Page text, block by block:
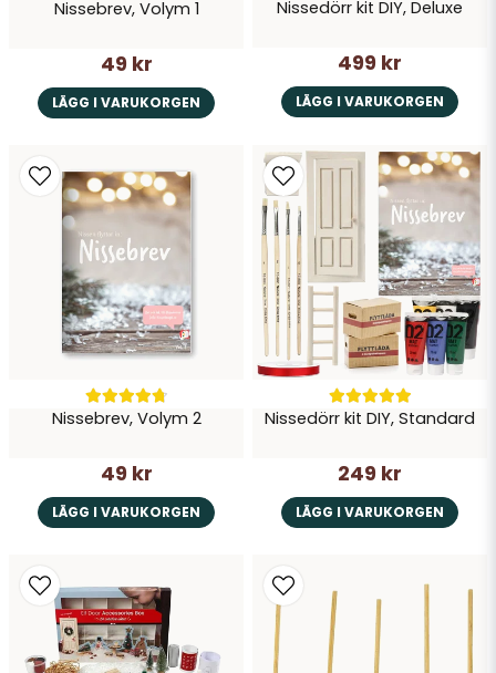
Nissebrev, Volym 1
49 kr
LÄGG I VARUKORGEN
Nissedörr kit DIY, Deluxe
499 kr
LÄGG I VARUKORGEN
Nissebrev, Volym 2
49 kr
LÄGG I VARUKORGEN
Nissedörr kit DIY, Standard
249 kr
LÄGG I VARUKORGEN